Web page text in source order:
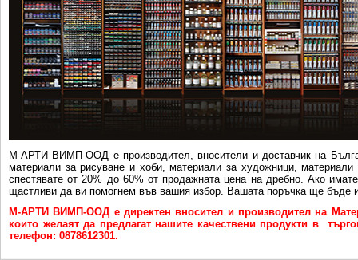
М-АРТИ ВИМП-ООД e производител, вносители и доставчик на
материали за рисуване и хоби, материали за художници,
спестявате от 20% до 60% от продажната цена на дребно. Ако
щастливи да ви помогнем във вашия избор. Вашата поръчка ще бъде
М-АРТИ ВИМП-ООД е директен вносител и производител на
които желаят да предлагат нашите качествени продукти в
телефон: 0878612301.